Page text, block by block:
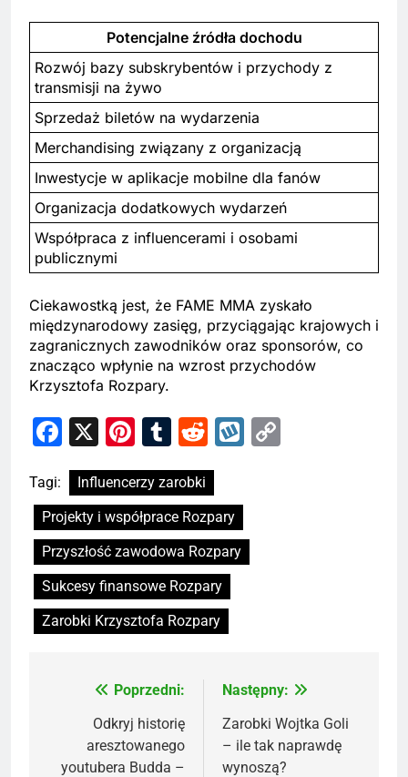
Potencjalne źródła dochodu
Rozwój bazy subskrybentów i przychody z
transmisji na żywo
Sprzedaż biletów na wydarzenia
Merchandising związany z organizacją
Inwestycje w aplikacje mobilne dla fanów
Organizacja dodatkowych wydarzeń
Współpraca z influencerami i osobami
publicznymi
Ciekawostką jest, że FAME MMA zyskało
międzynarodowy zasięg, przyciągając krajowych i
zagranicznych zawodników oraz sponsorów, co
znacząco wpłynie na wzrost przychodów
Krzysztofa Rozpary.
Facebook
X Pinterest
Tumblr
RedditWykop
Tagi:
Influencerzy zarobki
Projekty i współprace Rozpary
Przyszłość zawodowa Rozpary
Sukcesy finansowe Rozpary
Zarobki Krzysztofa Rozpary
Nawigacja
wpisu
Poprzedni:
Odkryj historię
aresztowanego
youtubera Budda –
Następny:
Zarobki Wojtka Goli
– ile tak naprawdę
wynoszą?